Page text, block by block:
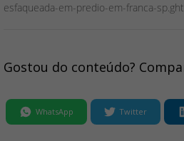
esfaqueada-em-predio-em-franca-
Gostou do conteúdo?
WhatsApp Twitter